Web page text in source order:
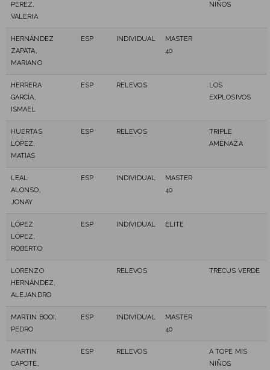
PEREZ,
VALERIA
NIÑOS
HERNÁNDEZ
ZAPATA,
MARIANO
ESP INDIVIDUAL
MASTER
40
HERRERA
GARCÍA,
ISMAEL
ESP RELEVOS
LOS
EXPLOSIVOS
HUERTAS
LOPEZ,
MATIAS
ESP RELEVOS
TRIPLE
AMENAZA
LEAL
ALONSO,
JONAY
ESP INDIVIDUAL
MASTER
40
LÓPEZ
LÓPEZ,
ROBERTO
ESP INDIVIDUAL ELITE
LORENZO
HERNÁNDEZ,
ALEJANDRO
RELEVOS TRECUS VERDE
MARTIN BOOI,
PEDRO
ESP INDIVIDUAL
MASTER
40
MARTIN
CAPOTE,
ESP RELEVOS
A TOPE MIS
NIÑOS